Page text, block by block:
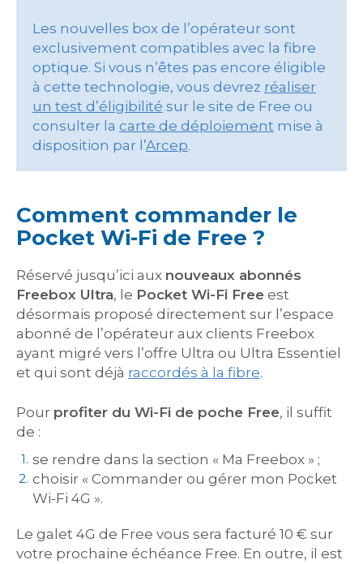
Les nouvelles box de l’opérateur sont
exclusivement compatibles avec la fibre
optique. Si vous n’êtes pas encore éligible
à cette technologie, vous devrez réaliser
un test d’éligibilité sur le site de Free ou
consulter la carte de déploiement mise à
disposition par l’Arcep.
Comment commander le
Pocket Wi-Fi de Free ?
Réservé jusqu’ici aux nouveaux abonnés
Freebox Ultra, le Pocket Wi-Fi Free est
désormais proposé directement sur l’espace
abonné de l’opérateur aux clients Freebox
ayant migré vers l’offre Ultra ou Ultra Essentiel
et qui sont déjà raccordés à la fibre.
Pour profiter du Wi-Fi de poche Free, il suffit
de :
se rendre dans la section « Ma Freebox » ;
choisir « Commander ou gérer mon Pocket
Wi-Fi 4G ».
Le galet 4G de Free vous sera facturé 10 € sur
votre prochaine échéance Free. En outre, il est